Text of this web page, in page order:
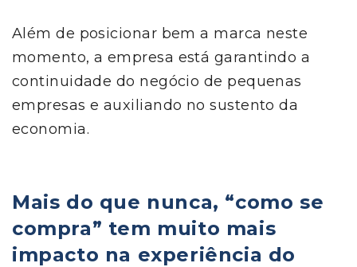
Além de posicionar bem a marca neste
momento, a empresa está garantindo a
continuidade do negócio de pequenas
empresas e auxiliando no sustento da
economia.
Mais do que nunca, “como se
compra” tem muito mais
impacto na experiência do